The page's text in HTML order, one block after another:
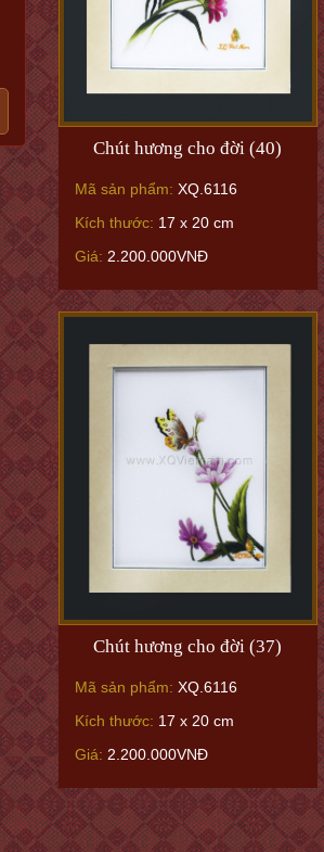
Chút hương cho đời (40)
Mã sản phẩm: XQ.6116
Kích thước: 17 x 20 cm
Giá: 2.200.000VNĐ
Chút hương cho đời (37)
Mã sản phẩm: XQ.6116
Kích thước: 17 x 20 cm
Giá: 2.200.000VNĐ